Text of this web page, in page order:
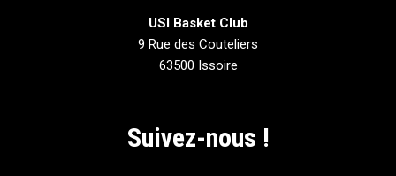
USI Basket Club
9 Rue des Couteliers
63500 Issoire
Suivez-nous !